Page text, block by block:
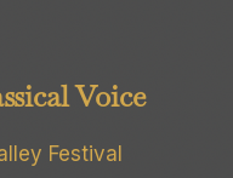
Voice
Festival